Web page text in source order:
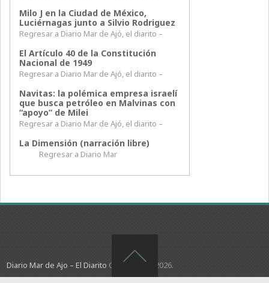
Milo J en la Ciudad de México,
Luciérnagas junto a Silvio Rodriguez
Regresar a Diario Mar de Ajó, el diarito –
El Artículo 40 de la Constitución
Nacional de 1949
Regresar a Diario Mar de Ajó, el diarito –
Navitas: la polémica empresa israelí
que busca petróleo en Malvinas con
“apoyo” de Milei
Regresar a Diario Mar de Ajó, el diarito –
La Dimensión (narración libre)
Regresar a Diario Mar
Diario Mar de Ajo – El Diarito Copyright © 2026.